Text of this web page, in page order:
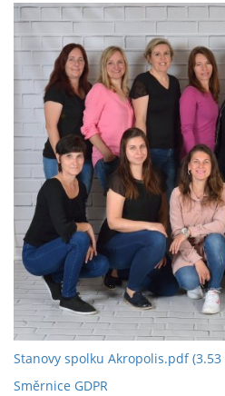
Stanovy spolku Akropolis.pdf(3.53
Směrnice GDPR